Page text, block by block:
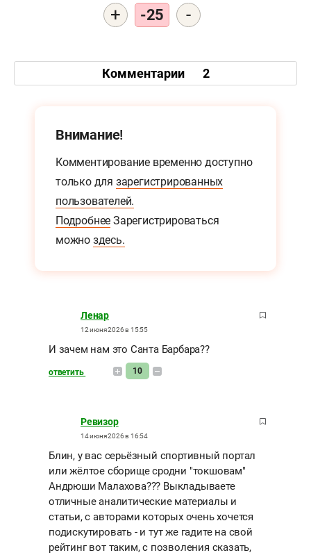
+ -25 -
Комментарии 2
Внимание!
Комментирование временно доступно
только для зарегистрированных
пользователей.
Подробнее Зарегистрироваться
можно здесь.
Ленар
12 июня 2026 в 15:55
И зачем нам это Санта Барбара??
ответить 10
Ревизор
14 июня 2026 в 16:54
Блин, у вас серьёзный спортивный портал
или жёлтое сборище сродни "токшовам"
Андрюши Малахова??? Выкладываете
отличные аналитические материалы и
статьи, с авторами которых очень хочется
подискутировать - и тут же гадите на свой
рейтинг вот таким, с позволения сказать,